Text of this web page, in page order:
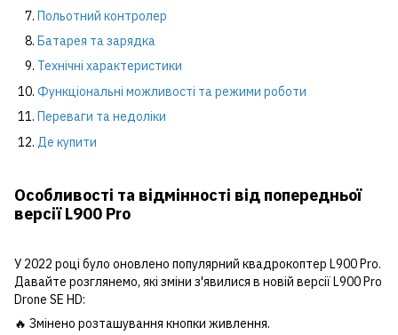
Польотний контролер
Батарея та зарядка
Технічні характеристики
Функціональні можливості та режими роботи
Переваги та недоліки
Де купити
Особливості та відмінності від попередньої
версії L900 Pro
У 2022 році було оновлено популярний квадрокоптер L900 Pro.
Давайте розглянемо, які зміни з'явилися в новій версії L900 Pro
Drone SE HD:
🔥 Змінено розташування кнопки живлення.